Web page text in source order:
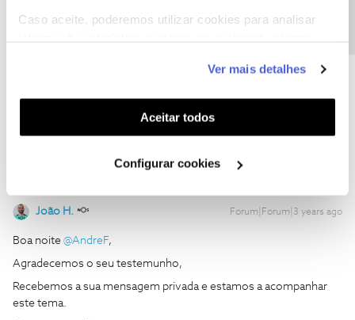
Caso aceite, poderemos utilizar cookies para analisar
funcionalidades (cookies de personalização e
funcionalidade) e adaptar anúncios aos seus interesses
(cookies de publicidade personalizada). Pode gerir a
utilização dos cookies clicando em "Configurar
Ver mais detalhes
Aceitar todos
Configurar cookies
João H. Forum|Forum|3 years ago
Boa noite @AndreF,
Agradecemos o seu testemunho,
Recebemos a sua mensagem privada e estamos a acompanhar
este tema.